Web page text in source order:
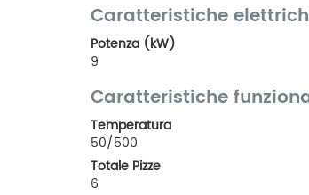
Caratteristiche
Potenza (kW)
9
Caratteristiche
Temperatura
50/500
Totale Pizze
6